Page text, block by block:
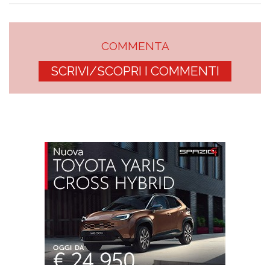
COMMENTA
SCRIVI/SCOPRI I COMMENTI